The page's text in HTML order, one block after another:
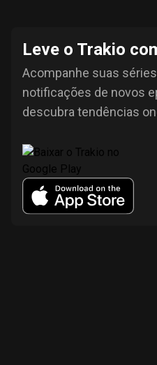
Leve o Trakio
Acompanhe suas
notificações de novos
descubra tendências